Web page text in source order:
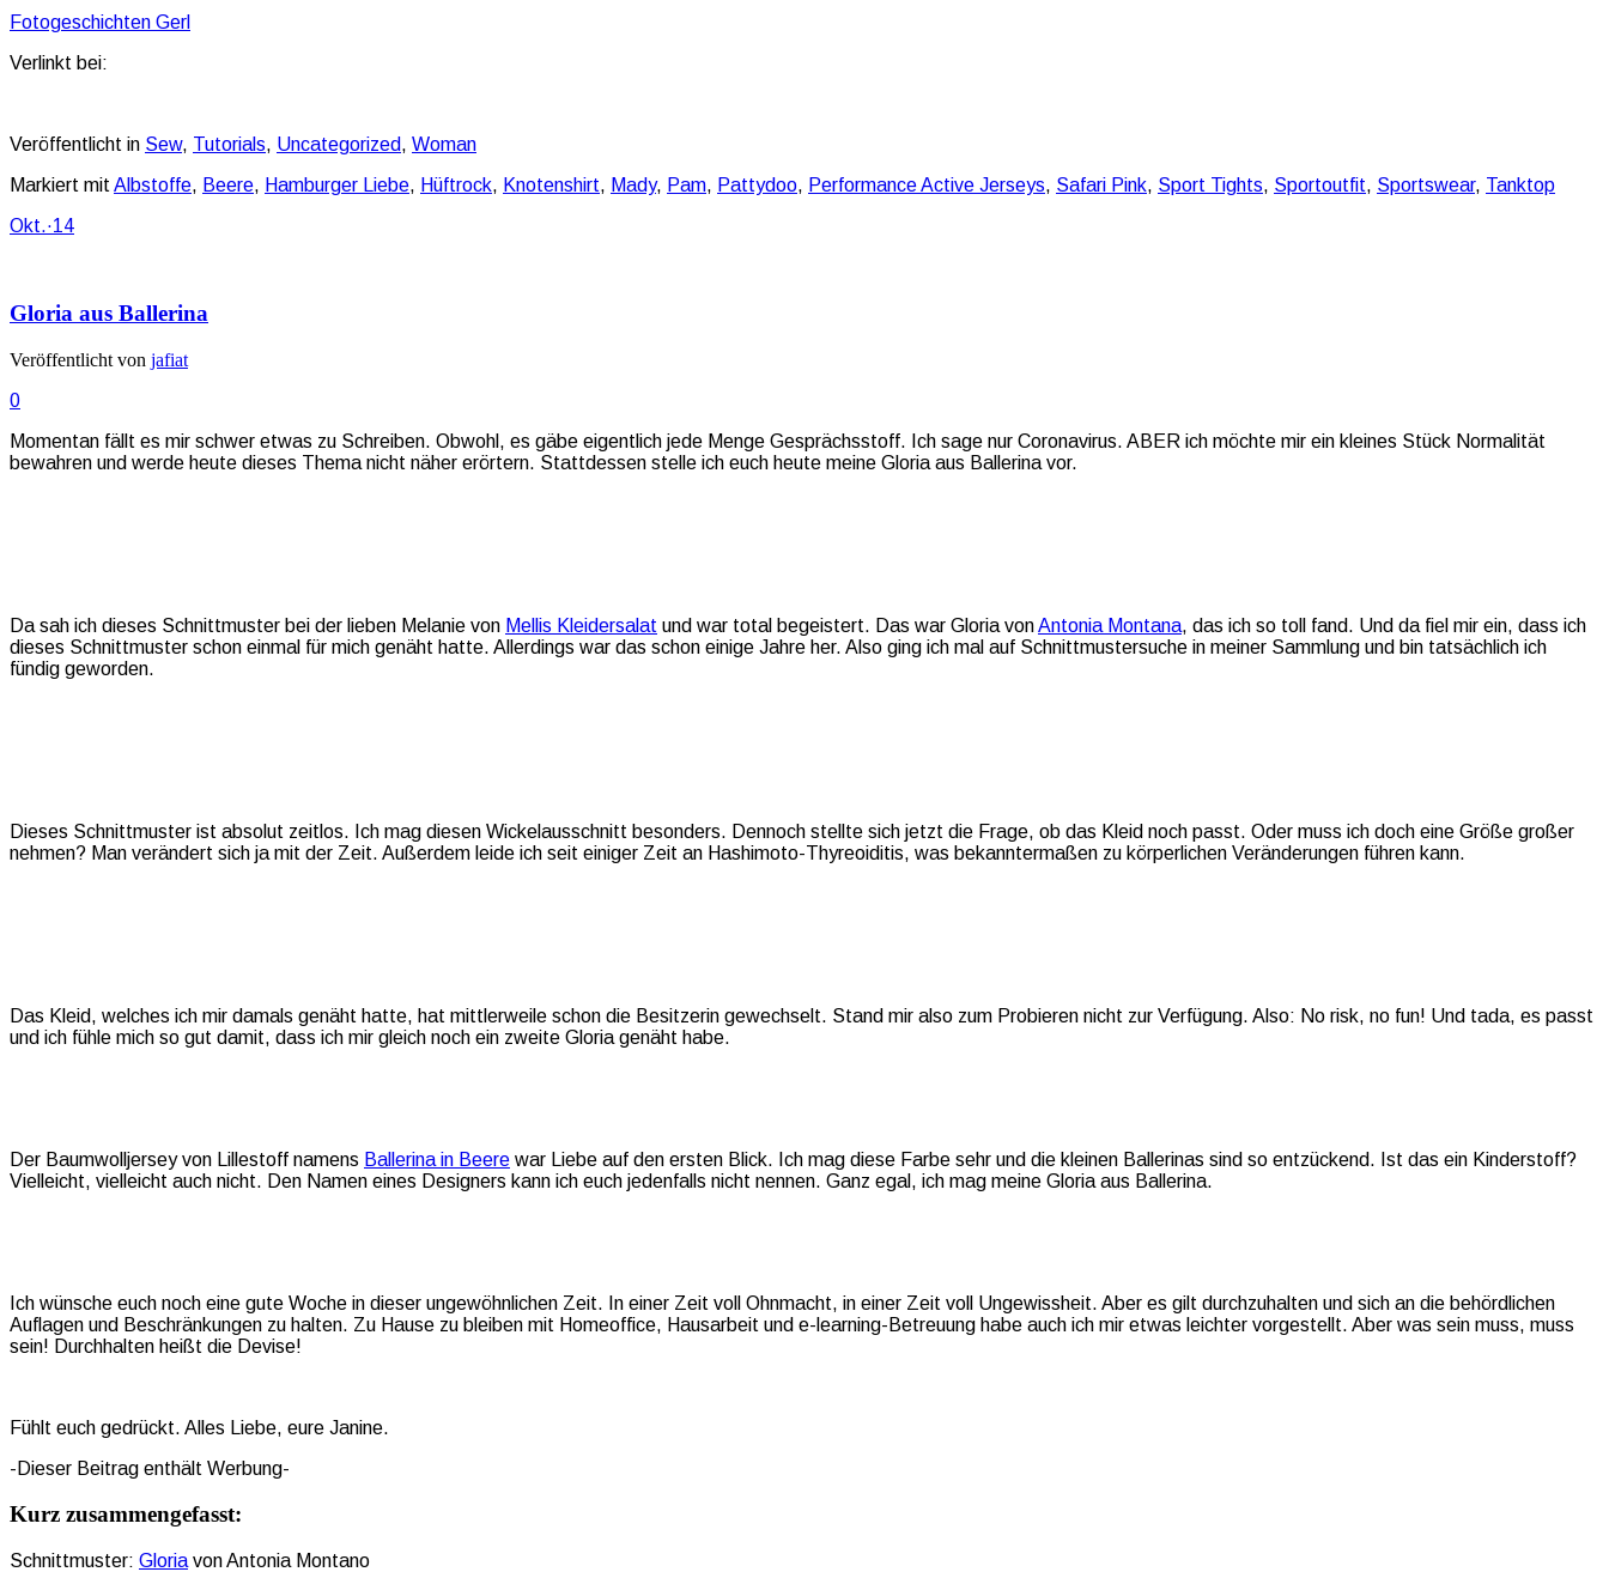
Fotogeschichten Gerl
Verlinkt bei:
Veröffentlicht in Sew, Tutorials, Uncategorized, Woman
Markiert mit Albstoffe, Beere, Hamburger Liebe, Hüftrock, Knotenshirt, Mady, Pam, Pattydoo, Performance Active Jerseys, Safari Pink, Sport Tights, Sportoutfit, Sportswear, Tanktop
Okt.·14
Gloria aus Ballerina
Veröffentlicht von jafiat
0
Momentan fällt es mir schwer etwas zu Schreiben. Obwohl, es gäbe eigentlich jede Menge Gesprächsstoff. Ich sage nur Coronavirus. ABER ich möchte mir ein kleines Stück Normalität
bewahren und werde heute dieses Thema nicht näher erörtern. Stattdessen stelle ich euch heute meine Gloria aus Ballerina vor.
Da sah ich dieses Schnittmuster bei der lieben Melanie von Mellis Kleidersalat und war total begeistert. Das war Gloria vonAntonia Montana, das ich so toll fand. Und da fiel mir ein, dass ich
dieses Schnittmuster schon einmal für mich genäht hatte. Allerdings war das schon einige Jahre her. Also ging ich mal auf Schnittmustersuche in meiner Sammlung und bin tatsächlich ich
fündig geworden.
Dieses Schnittmuster ist absolut zeitlos. Ich mag diesen Wickelausschnitt besonders. Dennoch stellte sich jetzt die Frage, ob das Kleid noch passt. Oder muss ich doch eine Größe großer
nehmen? Man verändert sich ja mit der Zeit. Außerdem leide ich seit einiger Zeit an Hashimoto-Thyreoiditis, was bekanntermaßen zu körperlichen Veränderungen führen kann.
Das Kleid, welches ich mir damals genäht hatte, hat mittlerweile schon die Besitzerin gewechselt. Stand mir also zum Probieren nicht zur Verfügung. Also: No risk, no fun! Und tada, es passt
und ich fühle mich so gut damit, dass ich mir gleich noch ein zweite Gloria genäht habe.
Der Baumwolljersey von Lillestoff namens Ballerina in Beere war Liebe auf den ersten Blick. Ich mag diese Farbe sehr und die kleinen Ballerinas sind so entzückend. Ist das ein Kinderstoff?
Vielleicht, vielleicht auch nicht. Den Namen eines Designers kann ich euch jedenfalls nicht nennen. Ganz egal, ich mag meine Gloria aus Ballerina.
Ich wünsche euch noch eine gute Woche in dieser ungewöhnlichen Zeit. In einer Zeit voll Ohnmacht, in einer Zeit voll Ungewissheit. Aber es gilt durchzuhalten und sich an die behördlichen
Auflagen und Beschränkungen zu halten. Zu Hause zu bleiben mit Homeoffice, Hausarbeit und e-learning-Betreuung habe auch ich mir etwas leichter vorgestellt. Aber was sein muss, muss
sein! Durchhalten heißt die Devise!
Fühlt euch gedrückt. Alles Liebe, eure Janine.
-Dieser Beitrag enthält Werbung-
Kurz zusammengefasst:
Schnittmuster: Gloria von Antonia Montano